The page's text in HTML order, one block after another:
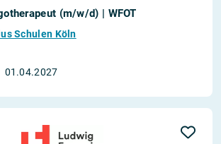
(m/w/d) | WFOT
Schulen Köln
01.04.2027